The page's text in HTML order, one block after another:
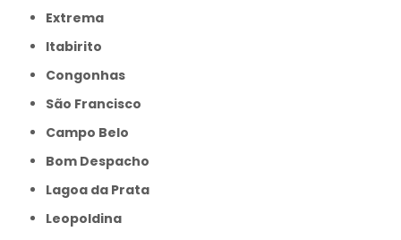
Extrema
Itabirito
Congonhas
São Francisco
Campo Belo
Bom Despacho
Lagoa da Prata
Leopoldina